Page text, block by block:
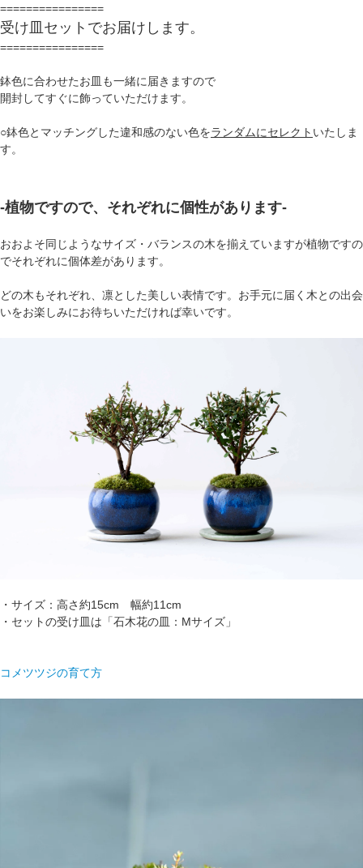
================
受け皿セットでお届けします。
================
鉢色に合わせたお皿も一緒に届きますので
開封してすぐに飾っていただけます。
○鉢色とマッチングした違和感のない色をランダムにセレクト いたしま
す。
-植物ですので、それぞれに個性があります-
おおよそ同じようなサイズ・バランスの木を揃えていますが植物ですの
でそれぞれに個体差があります。
どの木もそれぞれ、凛とした美しい表情です。お手元に届く木との出会
いをお楽しみにお待ちいただければ幸いです。
・サイズ：高さ約15cm 幅約11cm
・セットの受け皿は「石木花の皿：Mサイズ」
コメツツジの育て方